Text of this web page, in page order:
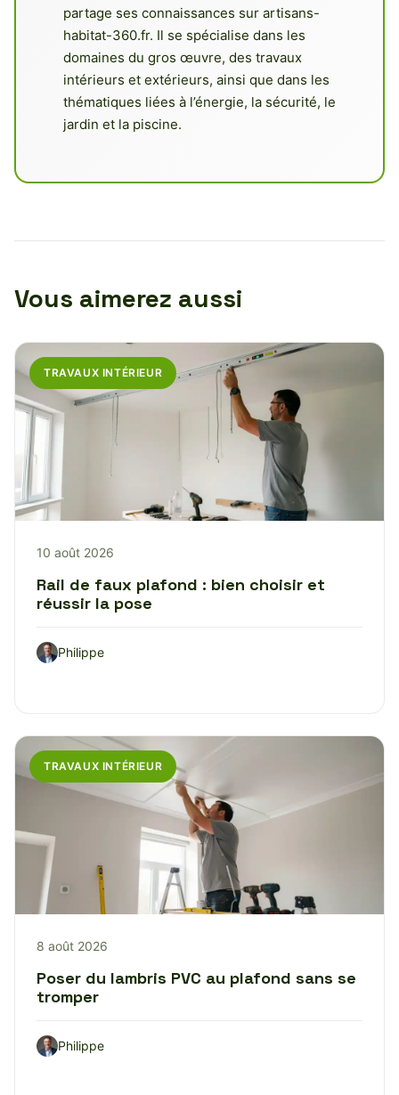
partage ses connaissances sur artisans-
habitat-360.fr. Il se spécialise dans les
domaines du gros œuvre, des travaux
intérieurs et extérieurs, ainsi que dans les
thématiques liées à l’énergie, la sécurité, le
jardin et la piscine.
Vous aimerez aussi
TRAVAUX INTÉRIEUR
10 août 2026
Rail de faux plafond : bien choisir et
réussir la pose
Philippe
TRAVAUX INTÉRIEUR
8 août 2026
Poser du lambris PVC au plafond sans se
tromper
Philippe